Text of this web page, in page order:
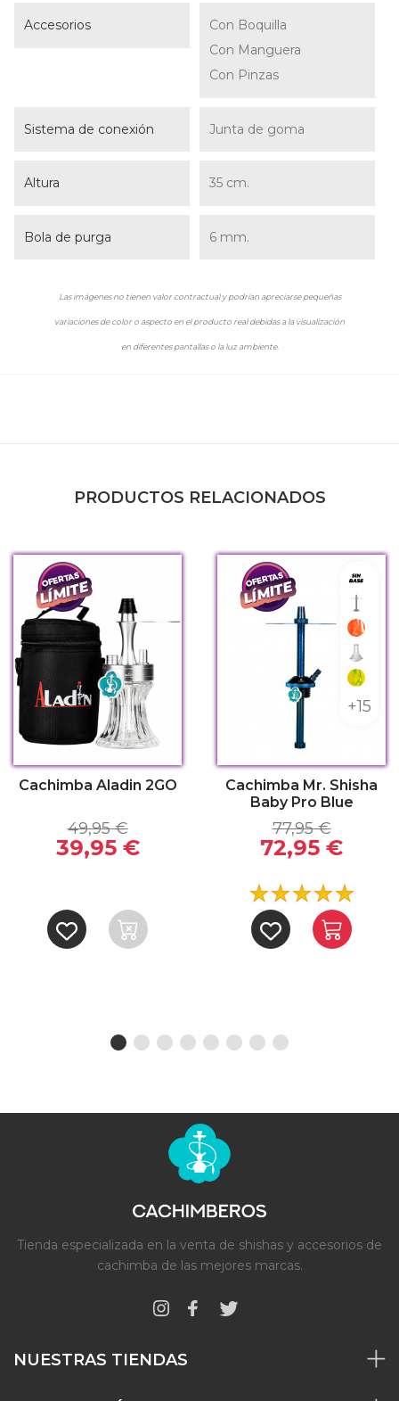
Accesorios
Con Boquilla
Con Manguera
Con Pinzas
Sistema de conexión Junta de goma
Altura 35 cm.
Bola de purga 6 mm.
Las imágenes no tienen valor contractual y podrían apreciarse pequeñas
variaciones de color o aspecto en el producto real debidas a la visualización
en diferentes pantallas o la luz ambiente.
PRODUCTOS RELACIONADOS
Cachimba Aladin 2GO
49,95 €
39,95 €
Sin
Sin kit
Red
Indian
Yellow
+15
Cachimba Mr. Shisha
Baby Pro Blue
77,95 €
72,95 €
Tienda especializada en la venta de shishas y accesorios de
cachimba de las mejores marcas.
NUESTRAS TIENDAS